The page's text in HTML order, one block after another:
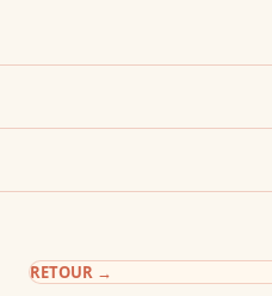
RETOUR→